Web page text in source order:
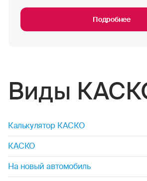
Подробнее
Виды
Калькулятор КАСКО
КАСКО
На новый автомобиль